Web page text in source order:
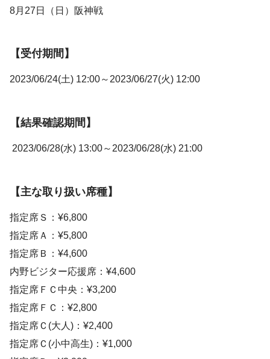
8月27日（日）阪神戦
【受付期間】
2023/06/24(土) 12:00～2023/06/27(火) 12:00
【結果確認期間】
2023/06/28(水) 13:00～2023/06/28(水) 21:00
【主な取り扱い席種】
指定席Ｓ：¥6,800
指定席Ａ：¥5,800
指定席Ｂ：¥4,600
内野ビジター応援席：¥4,600
指定席ＦＣ中央：¥3,200
指定席ＦＣ：¥2,800
指定席Ｃ(大人)：¥2,400
指定席Ｃ(小中高生)：¥1,000